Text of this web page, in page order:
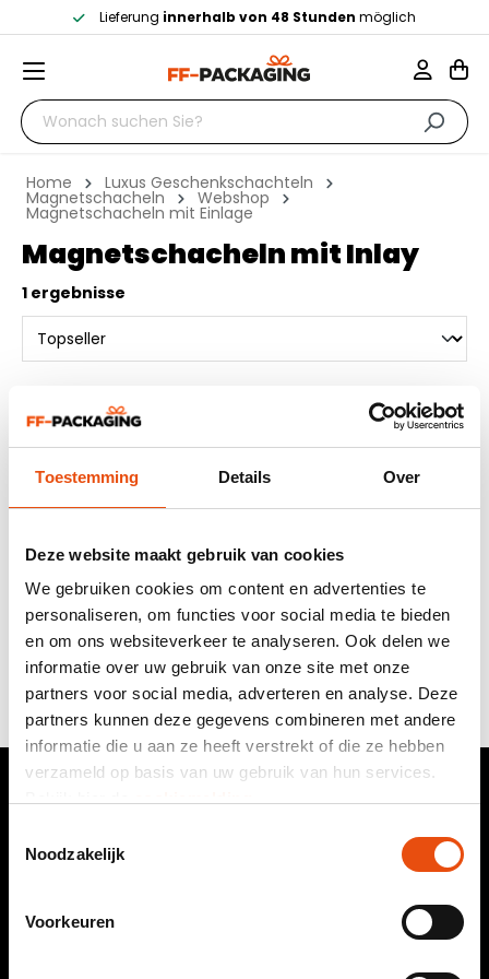
Toestemming Details Over
Deze website maakt gebruik van cookies
We gebruiken cookies om content en advertenties te
personaliseren, om functies voor social media te bieden
en om ons websiteverkeer te analyseren. Ook delen we
informatie over uw gebruik van onze site met onze
partners voor social media, adverteren en analyse. Deze
partners kunnen deze gegevens combineren met andere
informatie die u aan ze heeft verstrekt of die ze hebben
verzameld op basis van uw gebruik van hun services.
Noodzakelijk
Voorkeuren
Lieferung innerhalb von 48 Stunden möglich
Home Luxus Geschenkschachteln
Magnetschacheln Webshop
Magnetschacheln mit Einlage
Magnetschacheln mit Inlay
1 ergebnisse
Magnetschachteln mit Einlage
Ab 40 Stück
In 1 Format und 1 Materialfarbe
ab 1,18 € pro Stück
3846 CG Harderwijk